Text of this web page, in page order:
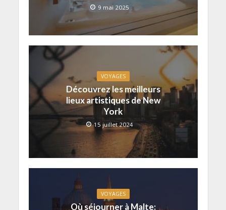
9 mai 2025
VOYAGES
Découvrez les meilleurs
lieux artistiques de New
York
15 juillet 2024
VOYAGES
Où séjourner à Malte: